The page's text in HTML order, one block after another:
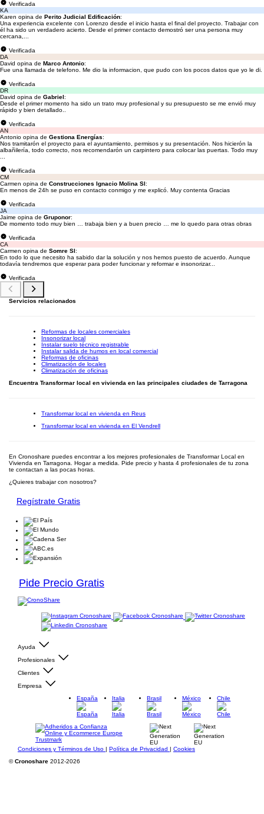
Verificada
KA
Karen opina de Perito Judicial Edificación:
Una experiencia excelente con Lorenzo desde el inicio hasta el final del proyecto. Trabajar con
él ha sido un verdadero acierto. Desde el primer contacto demostró ser una persona muy
cercana,...
Verificada
DA
David opina de Marco Antonio:
Fue una llamada de telefono. Me dio la informacion, que pudo con los pocos datos que yo le di.
Verificada
DR
David opina de Gabriel:
Desde el primer momento ha sido un trato muy profesional y su presupuesto se me envió muy
rápido y bien detallado..
Verificada
AN
Antonio opina de Gestiona Energías:
Nos tramitarón el proyecto para el ayuntamiento, permisos y su presentación. Nos hicierón la
albañilería, todo correcto, nos recomendarón un carpintero para colocar las puertas. Todo muy
Verificada
CM
Carmen opina de Construcciones Ignacio Molina Sl:
En menos de 24h se puso en contacto conmigo y me explicó. Muy contenta Gracias
Verificada
JA
Jaime opina de Gruponor:
De momento todo muy bien … trabaja bien y a buen precio … me lo quedo para otras obras
Verificada
CA
Carmen opina de Somre Sl:
En todo lo que necesito ha sabido dar la solución y nos hemos puesto de acuerdo. Aunque
todavía tendremos que esperar para poder funcionar y reformar e insonorizar...
Verificada
Servicios relacionados
Reformas de locales comerciales
Insonorizar local
Instalar suelo técnico registrable
Instalar salida de humos en local comercial
Reformas de oficinas
Climatización de locales
Climatización de oficinas
Encuentra Transformar local en vivienda en las principales ciudades de Tarragona
Transformar local en vivienda en Reus
Transformar local en vivienda en El Vendrell
En Cronoshare puedes encontrar a los mejores profesionales de Transformar Local en
Vivienda en Tarragona. Hogar a medida. Pide precio y hasta 4 profesionales de tu zona
te contactan a las pocas horas.
¿Quieres trabajar con nosotros?
Regístrate Gratis
Pide Precio Gratis
Ayuda
Profesionales
Clientes
Empresa
España
Italia Brasil México Chile
Condiciones y Términos de Uso | Política de Privacidad | Cookies
©Cronoshare 2012-2026